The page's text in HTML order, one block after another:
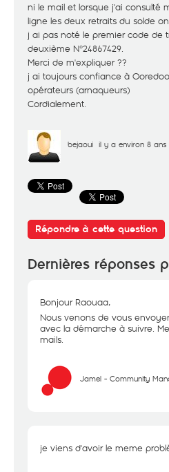
ni le mail et lorsque j'ai consulté
ligne les deux retraits du solde
j ai pas noté le premier code de
deuxième N°24867429.
Merci de m'expliquer ??
j ai toujours confiance à
opérateurs (arnaqueurs)
Cordialement.
bejaoui il y a environ 8 ans
Répondre à cette question
Dernières réponses
Bonjour Raouaa,
Nous venons de vous
avec la démarche à suivre.
mails.
Jamel - Community
je viens d'avoir le meme